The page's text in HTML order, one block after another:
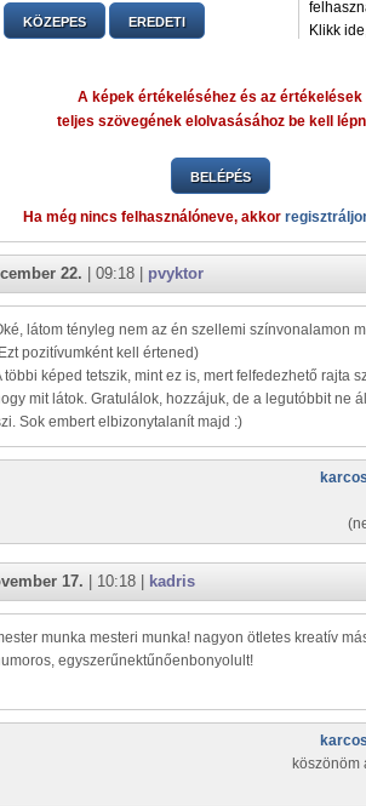
KÖZEPES EREDETI
Klikk
A képek értékeléséhez és az értékelések
teljes szövegének elolvasásához be kell
BELÉPÉS
Ha még nincs felhasználóneve, akkor
22. | 09:18 | pvyktor
látom tényleg nem az én szellemi színvonalamon
pozitívumként kell értened)
többi képed tetszik, mint ez is, mert felfedezhető rajta
mit látok. Gratulálok, hozzájuk, de a legutóbbit ne
Sok embert elbizonytalanít majd :)
17. | 10:18 | kadris
munka mesteri munka! nagyon ötletes kreatív
egyszerűnektűnőenbonyolult!
köszönöm